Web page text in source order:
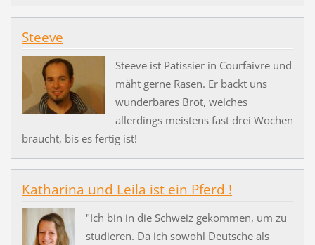
Steeve
Steeve ist Patissier in Courfaivre und
mäht gerne Rasen. Er backt uns
wunderbares Brot, welches
allerdings meistens fast drei Wochen
braucht, bis es fertig ist!
Katharina und Leila ist ein Pferd !
"Ich bin in die Schweiz gekommen, um zu
studieren. Da ich sowohl Deutsche als